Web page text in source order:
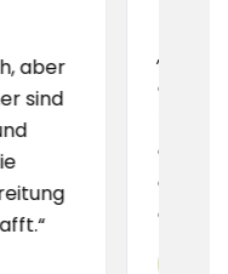
„Ich hatte große
aber hier wurde ich
vorbereitet. Das
erfahren und
die Vorbereitung nur
empfehlen!“